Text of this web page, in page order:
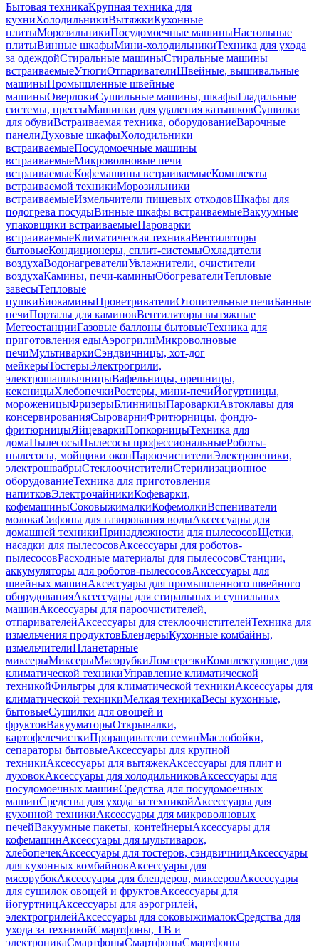
Бытовая техникаКрупная техника для
кухниХолодильникиВытяжкиКухонные
плитыМорозильникиПосудомоечные машиныНастольные
плитыВинные шкафыМини-холодильникиТехника для ухода
за одеждойСтиральные машиныСтиральные машины
встраиваемыеУтюгиОтпаривателиШвейные, вышивальные
машиныПромышленные швейные
машиныОверлокиСушильные машины, шкафыГладильные
системы, прессыМашинки для удаления катышковСушилки
для обувиВстраиваемая техника, оборудованиеВарочные
панелиДуховые шкафыХолодильники
встраиваемыеПосудомоечные машины
встраиваемыеМикроволновые печи
встраиваемыеКофемашины встраиваемыеКомплекты
встраиваемой техникиМорозильники
встраиваемыеИзмельчители пищевых отходовШкафы для
подогрева посудыВинные шкафы встраиваемыеВакуумные
упаковщики встраиваемыеПароварки
встраиваемыеКлиматическая техникаВентиляторы
бытовыеКондиционеры, сплит-системыОхладители
воздухаВодонагревателиУвлажнители, очистители
воздухаКамины, печи-каминыОбогревателиТепловые
завесыТепловые
пушкиБиокаминыПроветривателиОтопительные печиБанные
печиПорталы для каминовВентиляторы вытяжные
МетеостанцииГазовые баллоны бытовыеТехника для
приготовления едыАэрогрилиМикроволновые
печиМультиваркиСэндвичницы, хот-дог
мейкерыТостерыЭлектрогрили,
электрошашлычницыВафельницы, орешницы,
кексницыХлебопечкиРостеры, мини-печиЙогуртницы,
мороженицыФризерыБлинницыПароваркиАвтоклавы для
консервированияСыроварниФритюрницы, фондю-
фритюрницыЯйцеваркиПопкорницыТехника для
домаПылесосыПылесосы профессиональныеРоботы-
пылесосы, мойщики оконПароочистителиЭлектровеники,
электрошвабрыСтеклоочистителиСтерилизационное
оборудованиеТехника для приготовления
напитковЭлектрочайникиКофеварки,
кофемашиныСоковыжималкиКофемолкиВспениватели
молокаСифоны для газирования водыАксессуары для
домашней техникиПринадлежности для пылесосовЩетки,
насадки для пылесосовАксессуары для роботов-
пылесосовРасходные материалы для пылесосовСтанции,
аккумуляторы для роботов-пылесосовАксессуары для
швейных машинАксессуары для промышленного швейного
оборудованияАксессуары для стиральных и сушильных
машинАксессуары для пароочистителей,
отпаривателейАксессуары для стеклоочистителейТехника для
измельчения продуктовБлендерыКухонные комбайны,
измельчителиПланетарные
миксерыМиксерыМясорубкиЛомтерезкиКомплектующие для
климатической техникиУправление климатической
техникойФильтры для климатической техникиАксессуары для
климатической техникиМелкая техникаВесы кухонные,
бытовыеСушилки для овощей и
фруктовВакууматорыОткрывалки,
картофелечисткиПроращиватели семянМаслобойки,
сепараторы бытовыеАксессуары для крупной
техникиАксессуары для вытяжекАксессуары для плит и
духовокАксессуары для холодильниковАксессуары для
посудомоечных машинСредства для посудомоечных
машинСредства для ухода за техникойАксессуары для
кухонной техникиАксессуары для микроволновых
печейВакуумные пакеты, контейнерыАксессуары для
кофемашинАксессуары для мультиварок,
хлебопечекАксессуары для тостеров, сэндвичницАксессуары
для кухонных комбайновАксессуары для
мясорубокАксессуары для блендеров, миксеровАксессуары
для сушилок овощей и фруктовАксессуары для
йогуртницАксессуары для аэрогрилей,
электрогрилейАксессуары для соковыжималокСредства для
ухода за техникойСмартфоны, ТВ и
электроникаСмартфоныСмартфоныСмартфоны